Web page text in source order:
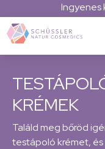
Ingyenes
KRÉMEK
Találd meg bőröd
testápoló krémet,